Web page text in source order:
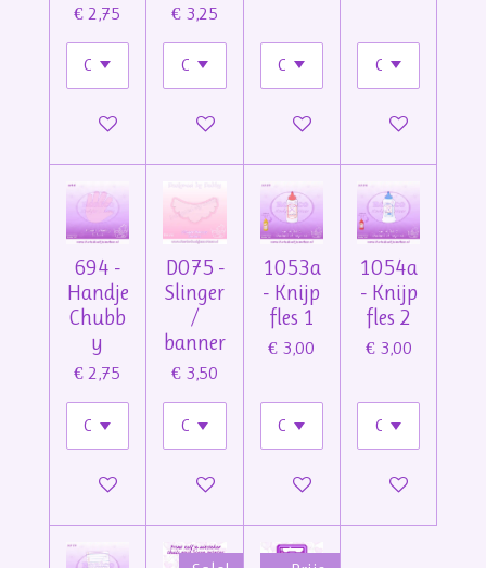
€ 2,75
In winkelwagen
€ 3,25
In winkelwagenIn winkelwagenIn winkelwagen
694 -
Handje
Chubb
y
€ 2,75
In winkelwagen
D075 -
Slinger
/
banner
€ 3,50
In winkelwagen
1053a
- Knijp
fles 1
€ 3,00
In winkelwagen
1054a
- Knijp
fles 2
€ 3,00
In winkelwagen